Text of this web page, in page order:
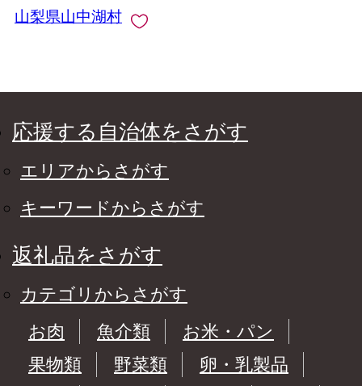
山梨県山中湖村
応援する自治体をさがす
エリアからさがす
キーワードからさがす
返礼品をさがす
カテゴリからさがす
お肉
魚介類
お米・パン
果物類
野菜類
卵・乳製品